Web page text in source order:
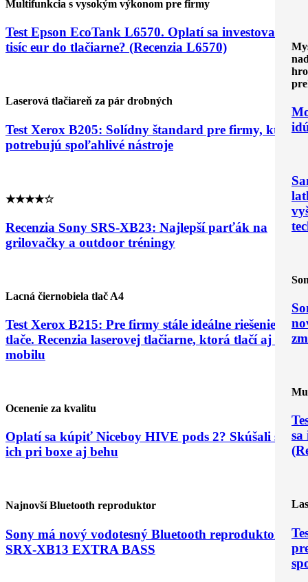
sa
Multifunkcia s vysokým výkonom pre firmy
Test Epson EcoTank L6570. Oplatí sa investovať
tisíc eur do tlačiarne? (Recenzia L6570)
Laserová tlačiareň za pár drobných
Test Xerox B205: Solídny štandard pre firmy, ktoré
potrebujú spoľahlivé nástroje
★★★★☆
Recenzia Sony SRS-XB23: Najlepší parťák na
grilovačky a outdoor tréningy
Lacná čiernobiela tlač A4
Test Xerox B215: Pre firmy stále ideálne riešenie
tlače. Recenzia laserovej tlačiarne, ktorá tlačí aj z
mobilu
Ocenenie za kvalitu
Oplatí sa kúpiť Niceboy HIVE pods 2? Skúšali sme
ich pri boxe aj behu
Najnovší Bluetooth reproduktor
Sony má nový vodotesný Bluetooth reproduktor
SRX-XB13 EXTRA BASS